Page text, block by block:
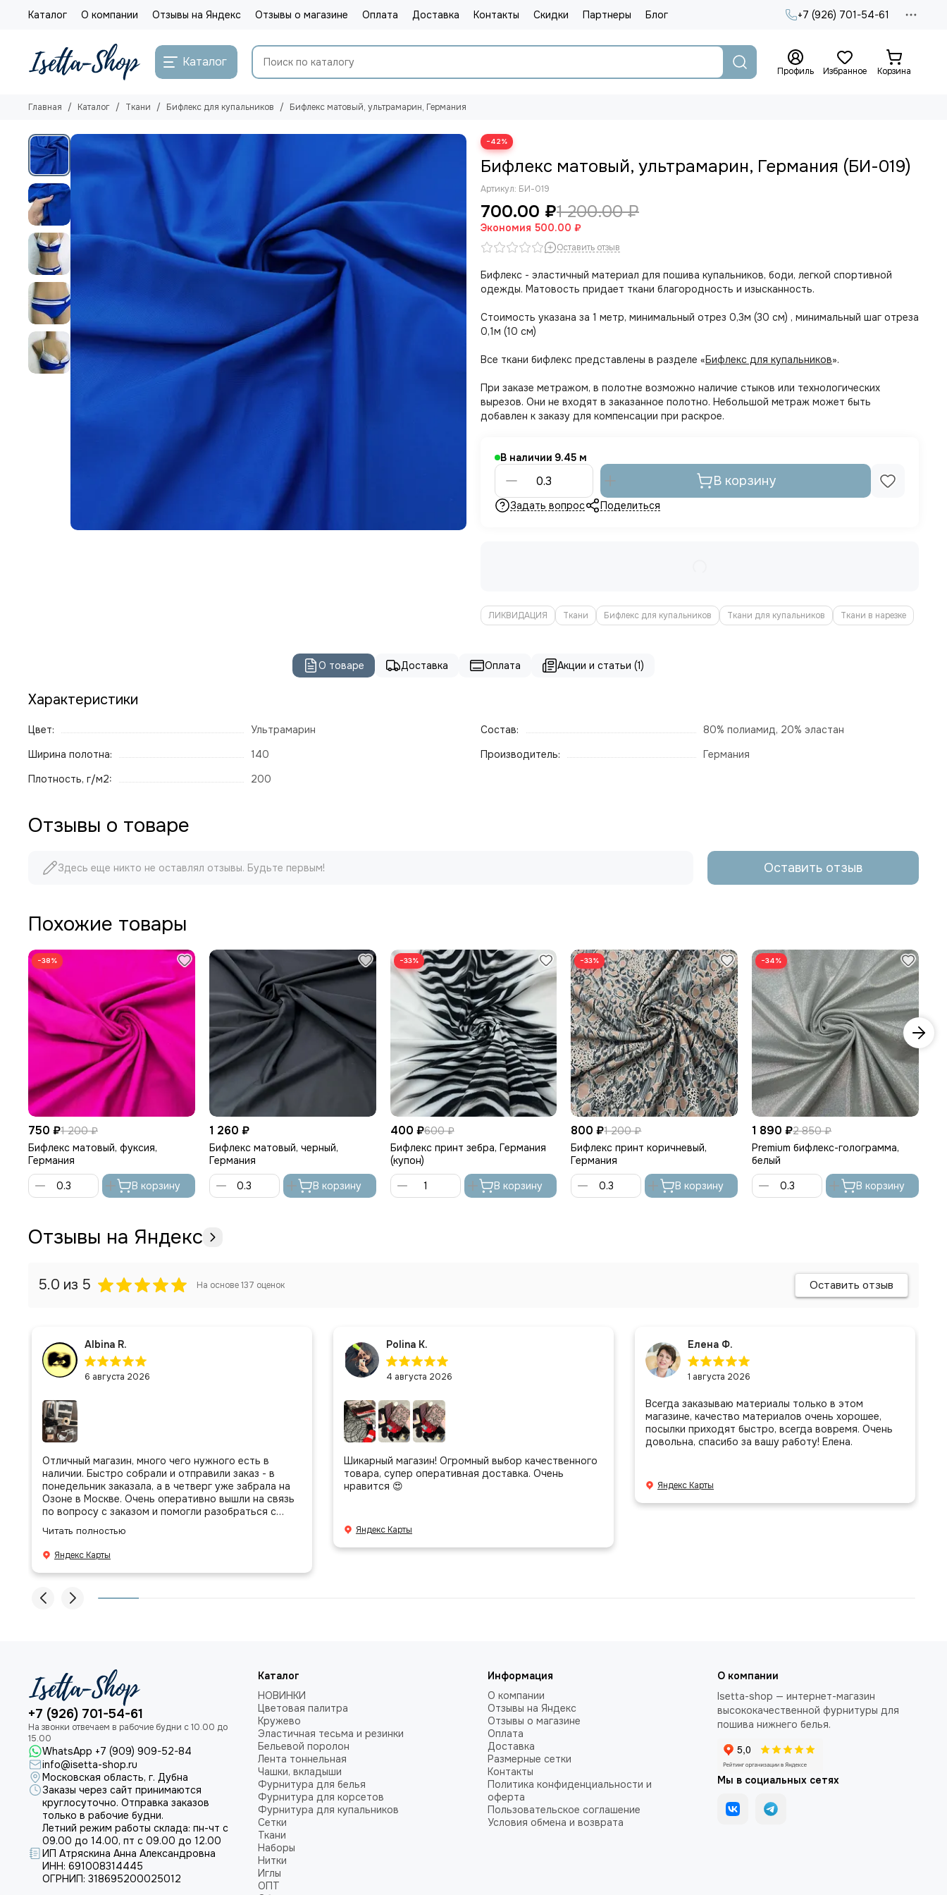
Каталог О компании Отзывы на Яндекс Отзывы о магазине Оплата Доставка Контакты Скидки Партнеры Блог +7 (926) 701-54-61
Каталог
Профиль Избранное Корзина
Главная Каталог Ткани Бифлекс для купальников Бифлекс матовый, ультрамарин, Германия
−42%
Бифлекс матовый, ультрамарин, Германия (БИ-019)
Артикул: БИ-019
700.00 ₽1 200.00 ₽
Экономия 500.00 ₽
Оставить отзыв
Бифлекс - эластичный материал для пошива купальников, боди, легкой спортивной
одежды. Матовость придает ткани благородность и изысканность.
Стоимость указана за 1 метр, минимальный отрез 0,3м (30 см) , минимальный шаг отреза
0,1м (10 см)
Все ткани бифлекс представлены в разделе «Бифлекс для купальников».
При заказе метражом, в полотне возможно наличие стыков или технологических
вырезов. Они не входят в заказанное полотно. Небольшой метраж может быть
добавлен к заказу для компенсации при раскрое.
В наличии 9.45
В корзину
Задать вопрос Поделиться
ЛИКВИДАЦИЯ Ткани Бифлекс для купальников Ткани для купальников Ткани в нарезке
О товаре Доставка Оплата Акции и статьи (1)
Характеристики
Цвет:
Ультрамарин
Ширина полотна:
140
Плотность, г/м2:
200
Состав:
80% полиамид, 20% эластан
Производитель:
Германия
Отзывы о товаре
Здесь еще никто не оставлял отзывы. Будьте первым! Оставить отзыв
Похожие товары
−38%
750 ₽1 200 ₽
Бифлекс матовый, фуксия,
Германия
В корзину
1 260 ₽
Бифлекс матовый, черный,
Германия
В корзину
−33%
400 ₽600 ₽
Бифлекс принт зебра, Германия
(купон)
В корзину
−33%
800 ₽1 200 ₽
Бифлекс принт коричневый,
Германия
В корзину
−34%
1 890 ₽2 850 ₽
Premium бифлекс-голограмма,
белый
В корзину
Отзывы на Яндекс
5.0 из 5 На основе137 оценок Оставить отзыв
Albina R.
6 августа 2026
Отличный магазин, много чего нужного есть в
наличии. Быстро собрали и отправили заказ - в
понедельник заказала, а в четверг уже забрала на
Озоне в Москве. Очень оперативно вышли на связь
по вопросу с заказом и помогли разобраться с
сложено, подписано и даже есть подарочек, очень
приятно. Спасибо большое команде!
Читать полностью
Яндекс Карты
Polina K.
4 августа 2026
Шикарный магазин! Огромный выбор качественного
товара, супер оперативная доставка. Очень
нравится 😍
Яндекс Карты
Елена Ф.
1 августа 2026
Всегда заказываю материалы только в этом
магазине, качество материалов очень хорошее,
посылки приходят быстро, всегда вовремя. Очень
довольна, спасибо за вашу работу! Елена.
Яндекс Карты
+7 (926) 701-54-61
WhatsApp +7 (909) 909-52-84
info@isetta-shop.ru
Московская область, г. Дубна
Заказы через сайт принимаются
круглосуточно. Отправка заказов
только в рабочие будни.
Летний режим работы склада: пн-чт с
09.00 до 14.00, пт с 09.00 до 12.00
ИП Атряскина Анна Александровна
ИНН: 691008314445
ОГРНИП: 318695200025012
Каталог
НОВИНКИ
Цветовая палитра
Кружево
Эластичная тесьма и резинки
Бельевой поролон
Лента тоннельная
Чашки, вкладыши
Фурнитура для белья
Фурнитура для корсетов
Фурнитура для купальников
Сетки
Ткани
Наборы
Нитки
Иглы
ОПТ
Информация
О компании
Отзывы на Яндекс
Отзывы о магазине
Оплата
Доставка
Размерные сетки
Контакты
Политика конфиденциальности и
оферта
Пользовательское соглашение
Условия обмена и возврата
О компании
Isetta-shop — интернет-магазин
высококачественной фурнитуры для
пошива нижнего белья.
Мы в социальных сетях